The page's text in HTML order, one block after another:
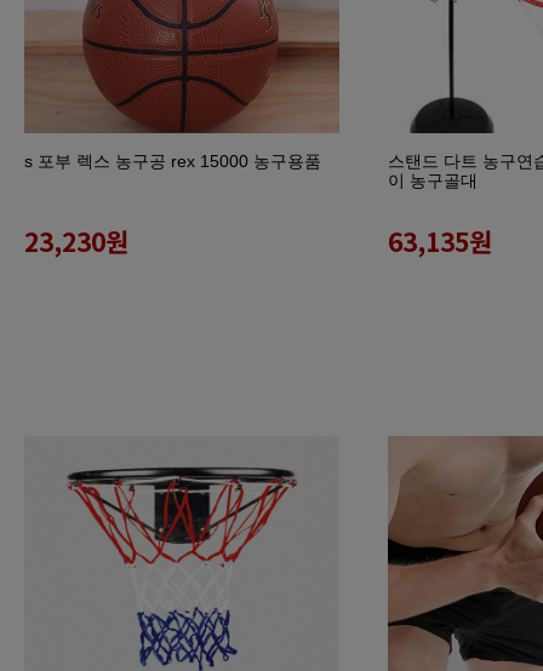
s 포부 렉스 농구공 rex 15000 농구용품
23,230원
스탠드 다트 농구연
이 농구골대
63,135원